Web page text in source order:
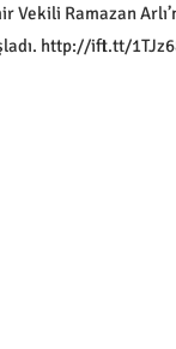
Ramazan
http://ift.tt/